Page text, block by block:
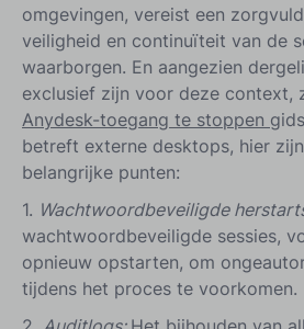
omgevingen, vereist een
veiligheid en continuïteit van de
waarborgen. En aangezien
exclusief zijn voor deze context,
Anydesk-toegang te stoppen
betreft externe desktops, hier
belangrijke punten:
1. Wachtwoordbeveiligde
wachtwoordbeveiligde sessies,
opnieuw opstarten, om
tijdens het proces te voorkomen.